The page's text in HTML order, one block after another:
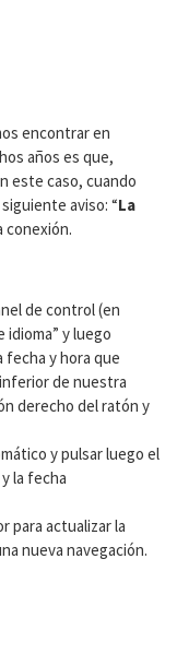
encontrar en
años es que,
este caso, cuando
aviso: “La
conexión.
de control (en
idioma” y luego
fecha y hora que
de nuestra
derecho del ratón y
y pulsar luego el
la fecha
para actualizar la
nueva navegación.